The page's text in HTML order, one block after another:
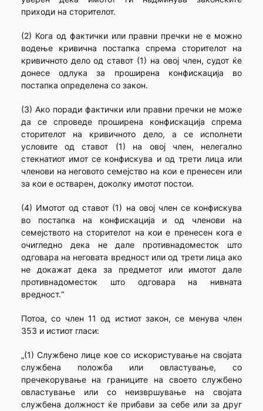
приходи на сторителот.
(2) Кога од фактички или правни пречки не е можно
водење кривична постапка спрема сторителот на
кривичното дело од ставот (1) на овој член, судот ќе
донесе одлука за проширена конфискација во
постапка определена со закон.
(3) Ако поради фактички или правни пречки не може
да се спроведе проширена конфискација спрема
сторителот на кривичното дело, а се исполнети
условите од ставот (1) на овој член, нелегално
стекнатиот имот се конфискува и од трети лица или
членови на неговото семејство на кои е пренесен или
за кои е остварен, доколку имотот постои.
(4) Имотот од ставот (1) на овој член се конфискува
во постапка на конфискација и од членови на
семејството на сторителот на кои е пренесен кога е
очигледно дека не дале противнадоместок што
одговара на неговата вредност или од трети лица ако
не докажат дека за предметот или имотот дале
противнадоместок што одговара на нивната
вредност.“
Потоа, со член 11 од истиот закон, се менува член
353 и истиот гласи:
„(1) Службено лице кое со искористување на својата
службена положба или овластување, со
пречекорување на границите на своето службено
овластување или со неизвршување на својата
службена должност ќе прибави за себе или за друг